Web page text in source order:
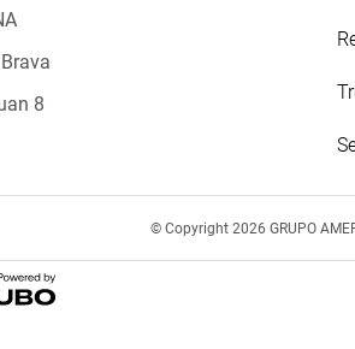
8
© Copyright 2026 GRUPO